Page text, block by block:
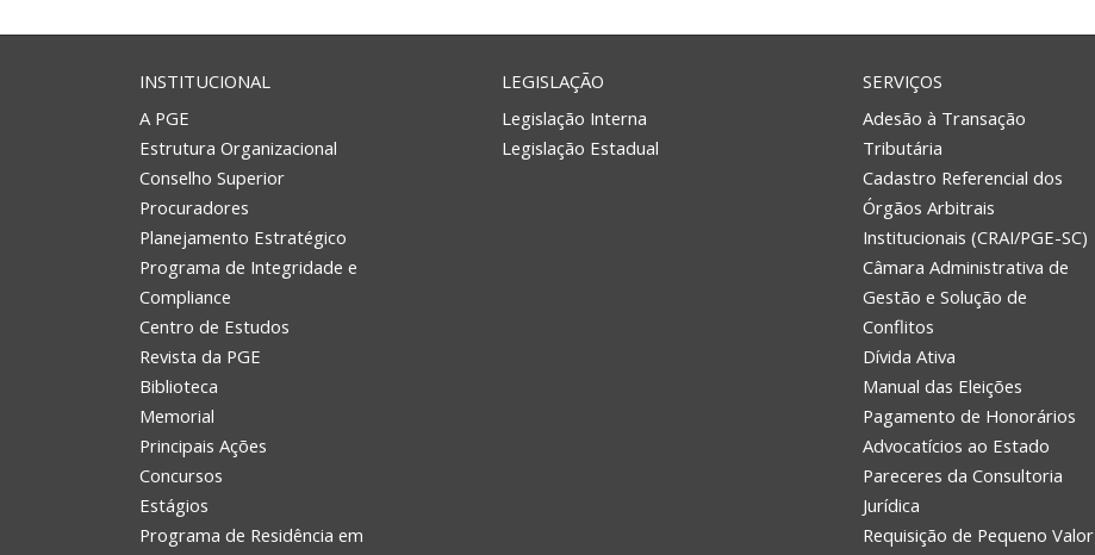
INSTITUCIONAL
A PGE
Estrutura Organizacional
Conselho Superior
Procuradores
Planejamento Estratégico
Programa de Integridade e
Compliance
Centro de Estudos
Revista da PGE
Biblioteca
Memorial
Principais Ações
Concursos
Estágios
Programa de Residência em
LEGISLAÇÃO
Legislação Interna
Legislação Estadual
SERVIÇOS
Adesão à Transação
Tributária
Cadastro Referencial dos
Órgãos Arbitrais
Institucionais (CRAI/PGE-SC)
Câmara Administrativa de
Gestão e Solução de
Conflitos
Dívida Ativa
Manual das Eleições
Pagamento de Honorários
Advocatícios ao Estado
Pareceres da Consultoria
Jurídica
Requisição de Pequeno Valor